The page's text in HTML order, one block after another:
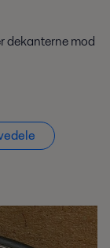
dekanterne mod